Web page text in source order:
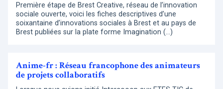
Première étape de Brest Creative, réseau de l’innovation
sociale ouverte, voici les fiches descriptives d’une
soixantaine d’innovations sociales à Brest et au pays de
Brest publiées sur la plate forme Imagination (…)
Anime-fr : Réseau francophone des animateurs
de projets collaboratifs